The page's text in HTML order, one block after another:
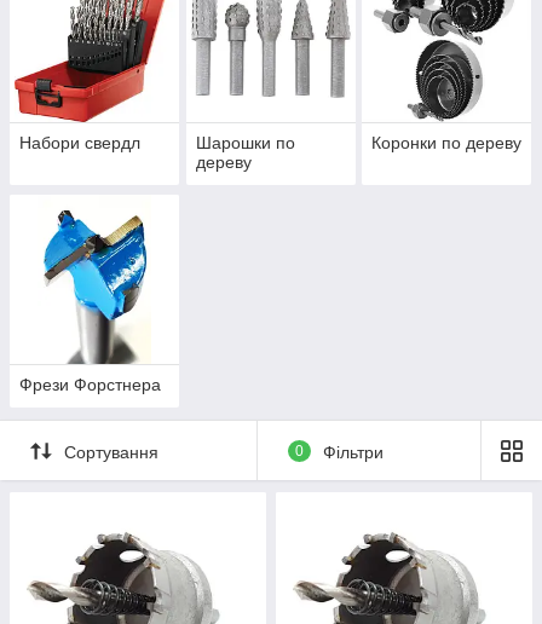
Набори свердл
Шарошки по
дереву
Коронки по дереву
Фрези Форстнера
Сортування 0 Фільтри